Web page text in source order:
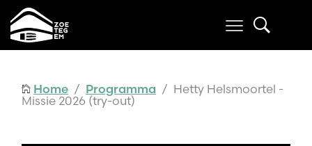
Home / Programma / Hetty Helsmoortel -
Missie 2026 (try-out)